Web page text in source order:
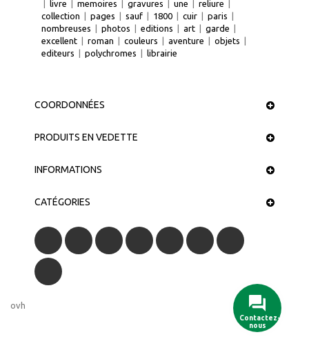
| livre | memoires | gravures | une | reliure |
collection | pages | sauf | 1800 | cuir | paris |
nombreuses | photos | editions | art | garde |
excellent | roman | couleurs | aventure | objets |
editeurs | polychromes | librairie
COORDONNÉES
PRODUITS EN VEDETTE
INFORMATIONS
CATÉGORIES
Contactez-
nous
ovh